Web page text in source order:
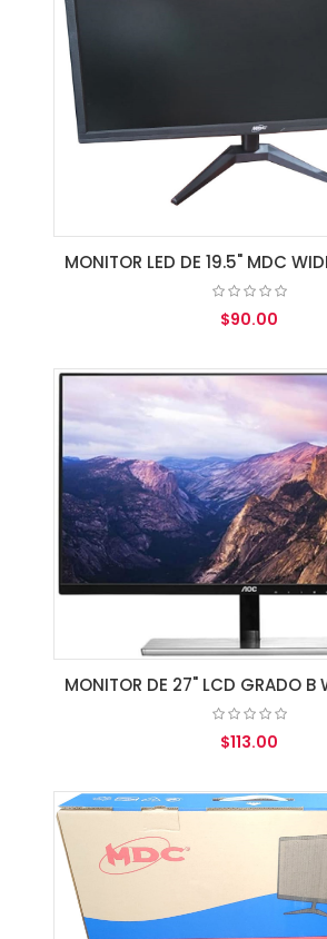
$90.00
AGREGAR AL CARRITO
$113.00
AGREGAR AL CARRITO